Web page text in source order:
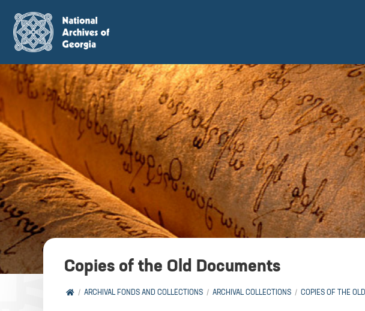
Copies of the Old Documents
ARCHIVAL FONDS AND COLLECTIONS ARCHIVAL COLLECTIONS COPIES OF THE